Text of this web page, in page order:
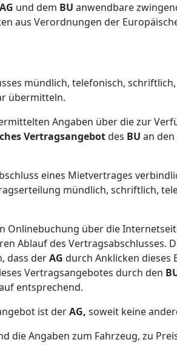
AG und dem BU anwendbare
aus Verordnungen der
mündlich, telefonisch,
übermitteln.
Angaben über die zur
Vertragsangebotdes BU an den
eines Mietvertrages
mündlich, schriftlich,
Onlinebuchung über die
Ablauf des Vertragsabschlusses.
dass derAG durch Anklicken dieses
Vertragsangebotes durch den
entsprechend.
ist derAG, soweit keine
die Angaben zum Fahrzeug, zu